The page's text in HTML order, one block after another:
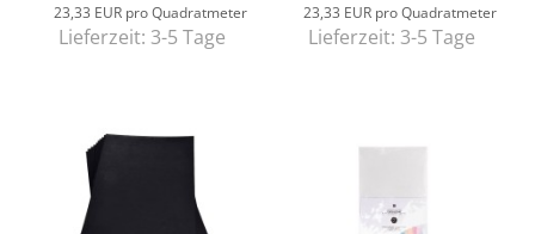
23,33 EUR pro Quadratmeter
Lieferzeit: 3-5 Tage
23,33 EUR pro Quadratmeter
Lieferzeit: 3-5 Tage